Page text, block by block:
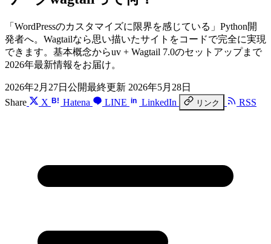
「WordPressのカスタマイズに限界を感じている」Python開
発者へ。Wagtailなら思い描いたサイトをコードで完全に実現
できます。基本概念からuv + Wagtail 7.0のセットアップまで
2026年最新情報をお届け。
2026年2月27日公開最終更新 2026年5月28日
Share
X B! Hatena LINE in LinkedIn リンク RSS